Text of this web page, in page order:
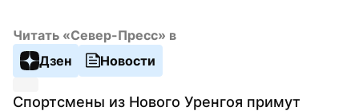
Читать «Север-Пресс» в
Дзен
Новости
Спортсмены из Нового Уренгоя примут